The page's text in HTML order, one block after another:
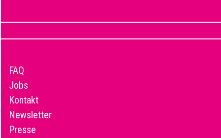
FAQ
Jobs
Kontakt
Newsletter
Presse